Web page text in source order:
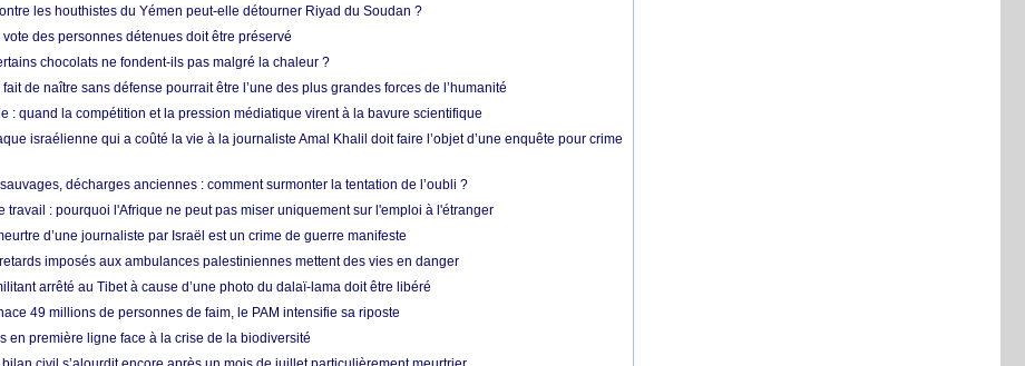
les houthistes du Yémen peut-elle détourner Riyad du Soudan ?
vote des personnes détenues doit être préservé
chocolats ne fondent-ils pas malgré la chaleur ?
de naître sans défense pourrait être l’une des plus grandes forces de l’humanité
: quand la compétition et la pression médiatique virent à la bavure scientifique
israélienne qui a coûté la vie à la journaliste Amal Khalil doit faire l’objet d’une enquête pour crime
décharges anciennes : comment surmonter la tentation de l’oubli ?
travail : pourquoi l'Afrique ne peut pas miser uniquement sur l'emploi à l'étranger
d’une journaliste par Israël est un crime de guerre manifeste
imposés aux ambulances palestiniennes mettent des vies en danger
arrêté au Tibet à cause d’une photo du dalaï-lama doit être libéré
49 millions de personnes de faim, le PAM intensifie sa riposte
en première ligne face à la crise de la biodiversité